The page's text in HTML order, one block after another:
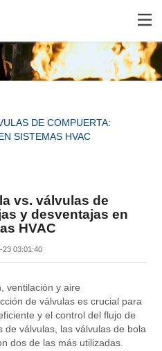
DE COMPUERTA:
SISTEMAS HVAC
vs. válvulas de
y desventajas en
HVAC
23 03:01:40
ventilación y aire
de válvulas es crucial para
y el control del flujo de
de válvulas, las válvulas de bola
dos de las más utilizadas.